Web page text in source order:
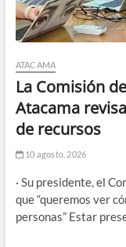
ATACAMA
La Comisión
Atacama
de recursos
10 agosto, 2026
· Su presidente, el
que “queremos ver
personas” Estar